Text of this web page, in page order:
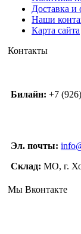
Доставка и
Наши
Карта сайта
Контакты
Билайн: +7
Эл. почты:
Склад: МО, г.
Мы Вконтакте